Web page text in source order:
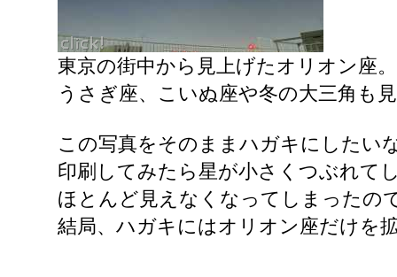
東京の街中から見上げたオリオン座。
うさぎ座、こいぬ座や冬の大三角も
この写真をそのままハガキにしたい
印刷してみたら星が小さくつぶれて
ほとんど見えなくなってしまったの
結局、ハガキにはオリオン座だけを